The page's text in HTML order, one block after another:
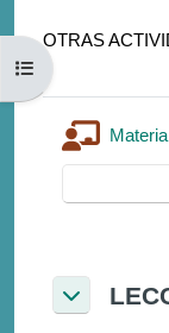
Abrir índice del curso
OTRAS
Colapsar